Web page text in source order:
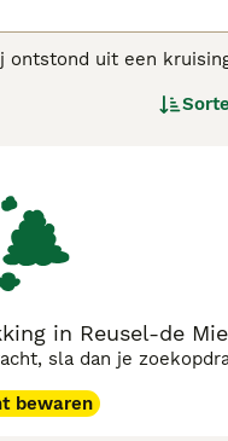
uit een
en alert en
in Reusel-de
sla dan je
bewaren